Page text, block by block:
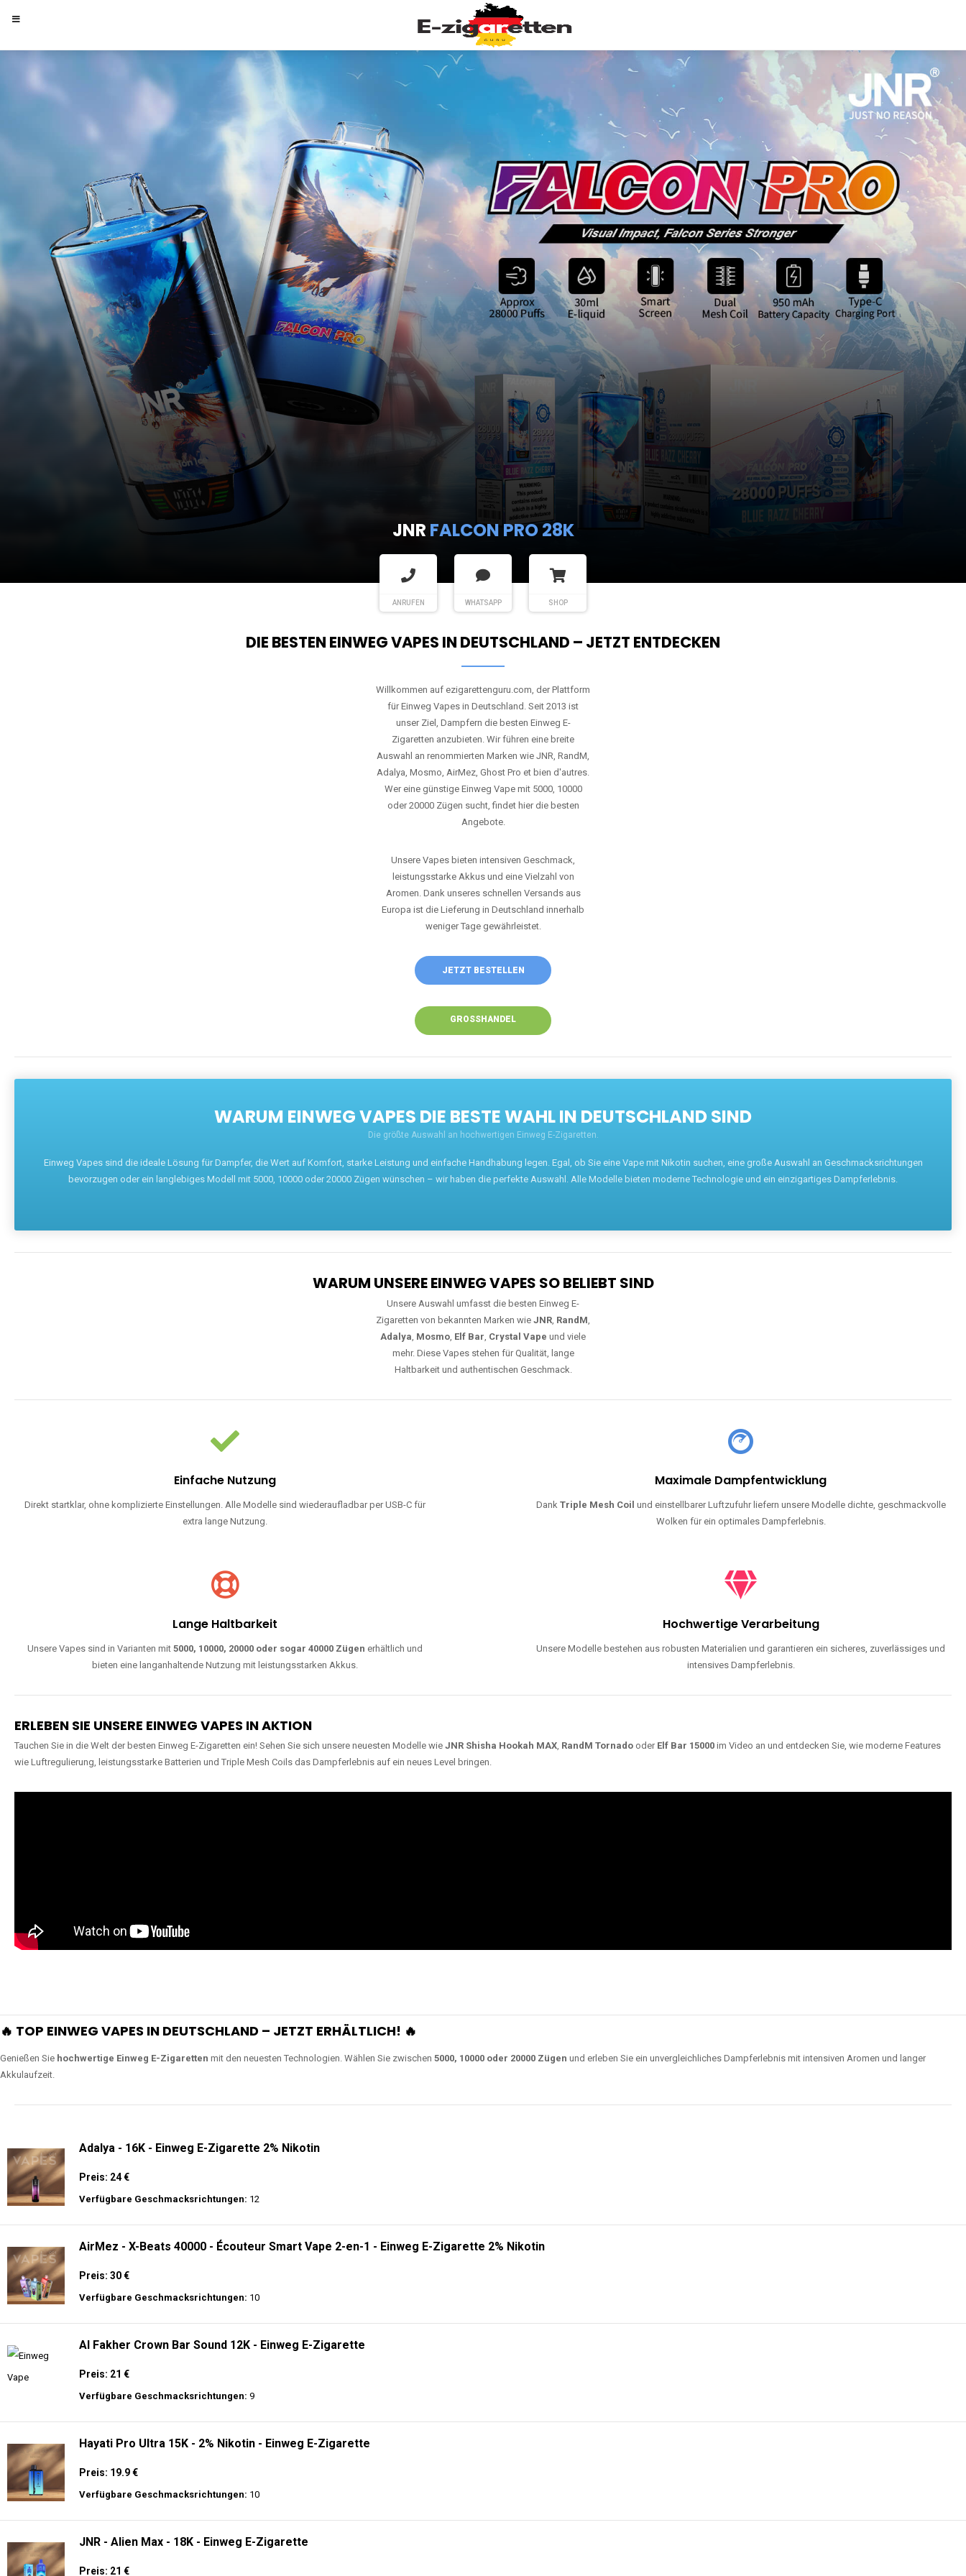
JNR FALCON PRO 28K
ANRUFEN WHATSAPP SHOP
DIE BESTEN EINWEG VAPES IN DEUTSCHLAND – JETZT ENTDECKEN
Willkommen auf ezigarettenguru.com, der Plattform
für Einweg Vapes in Deutschland. Seit 2013 ist
unser Ziel, Dampfern die besten Einweg E-
Zigaretten anzubieten. Wir führen eine breite
Auswahl an renommierten Marken wie JNR, RandM,
Adalya, Mosmo, AirMez, Ghost Pro et bien d'autres.
Wer eine günstige Einweg Vape mit 5000, 10000
oder 20000 Zügen sucht, findet hier die besten
Angebote.
Unsere Vapes bieten intensiven Geschmack,
leistungsstarke Akkus und eine Vielzahl von
Aromen. Dank unseres schnellen Versands aus
Europa ist die Lieferung in Deutschland innerhalb
weniger Tage gewährleistet.
JETZT BESTELLEN
GROSSHANDEL
WARUM EINWEG VAPES DIE BESTE WAHL IN DEUTSCHLAND SIND
Die größte Auswahl an hochwertigen Einweg E-Zigaretten.
Einweg Vapes sind die ideale Lösung für Dampfer, die Wert auf Komfort, starke Leistung und einfache Handhabung legen. Egal, ob Sie eine Vape mit Nikotin suchen, eine große Auswahl an Geschmacksrichtungen
bevorzugen oder ein langlebiges Modell mit 5000, 10000 oder 20000 Zügen wünschen – wir haben die perfekte Auswahl. Alle Modelle bieten moderne Technologie und ein einzigartiges Dampferlebnis.
WARUM UNSERE EINWEG VAPES SO BELIEBT SIND
Unsere Auswahl umfasst die besten Einweg E-
Zigaretten von bekannten Marken wie JNR, RandM,
Adalya, Mosmo, Elf Bar, Crystal Vape und viele
mehr. Diese Vapes stehen für Qualität, lange
Haltbarkeit und authentischen Geschmack.
Einfache Nutzung
Direkt startklar, ohne komplizierte Einstellungen. Alle Modelle sind wiederaufladbar per USB-C für
extra lange Nutzung.
Maximale Dampfentwicklung
Dank Triple Mesh Coil und einstellbarer Luftzufuhr liefern unsere Modelle dichte, geschmackvolle
Wolken für ein optimales Dampferlebnis.
Lange Haltbarkeit
Unsere Vapes sind in Varianten mit5000, 10000, 20000 oder sogar 40000 Zügen erhältlich und
bieten eine langanhaltende Nutzung mit leistungsstarken Akkus.
Hochwertige Verarbeitung
Unsere Modelle bestehen aus robusten Materialien und garantieren ein sicheres, zuverlässiges und
intensives Dampferlebnis.
ERLEBEN SIE UNSERE EINWEG VAPES IN AKTION
Tauchen Sie in die Welt der besten Einweg E-Zigaretten ein! Sehen Sie sich unsere neuesten Modelle wie JNR Shisha Hookah MAX, RandM Tornado oder Elf Bar 15000 im Video an und entdecken Sie, wie moderne Features
wie Luftregulierung, leistungsstarke Batterien und Triple Mesh Coils das Dampferlebnis auf ein neues Level bringen.
🔥 TOP EINWEG VAPES IN DEUTSCHLAND – JETZT ERHÄLTLICH! 🔥
Genießen Sie hochwertige Einweg E-Zigaretten mit den neuesten Technologien. Wählen Sie zwischen 5000, 10000 oder 20000 Zügen und erleben Sie ein unvergleichliches Dampferlebnis mit intensiven Aromen und langer
Akkulaufzeit.
Adalya - 16K - Einweg E-Zigarette 2% Nikotin
Preis: 24 €
Verfügbare Geschmacksrichtungen: 12
AirMez - X-Beats 40000 - Écouteur Smart Vape 2-en-1 - Einweg E-Zigarette 2% Nikotin
Preis: 30 €
Verfügbare Geschmacksrichtungen: 10
Al Fakher Crown Bar Sound 12K - Einweg E-Zigarette
Preis: 21 €
Verfügbare Geschmacksrichtungen: 9
Hayati Pro Ultra 15K - 2% Nikotin - Einweg E-Zigarette
Preis: 19.9 €
Verfügbare Geschmacksrichtungen: 10
JNR - Alien Max - 18K - Einweg E-Zigarette
Preis: 21 €